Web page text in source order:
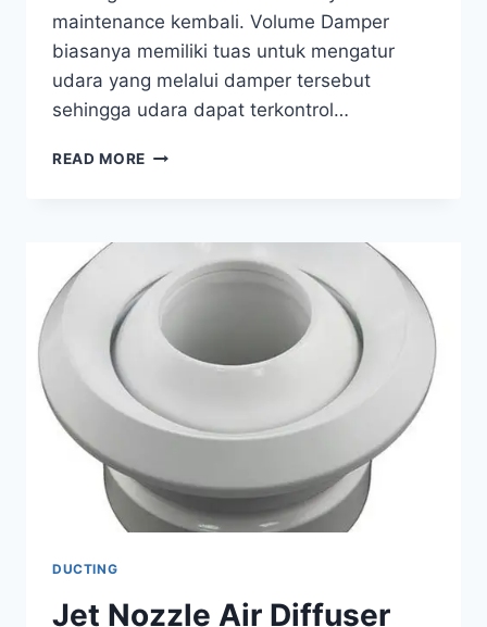
maintenance kembali. Volume Damper
biasanya memiliki tuas untuk mengatur
udara yang melalui damper tersebut
sehingga udara dapat terkontrol…
READ MORE
DUCTING
Jet Nozzle Air Diffuser